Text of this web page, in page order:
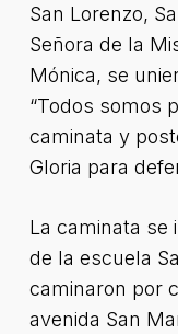
San Lorenzo,
Señora de la
Mónica, se
“Todos somos
caminata y
Gloria para
La caminata se
de la escuela
caminaron por
avenida San